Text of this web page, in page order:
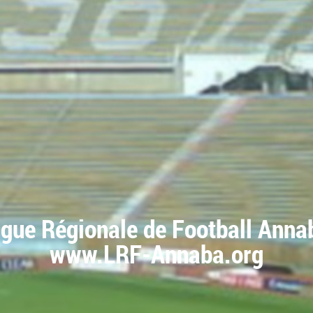
Régionale de Football
www.LRF-Annaba.org